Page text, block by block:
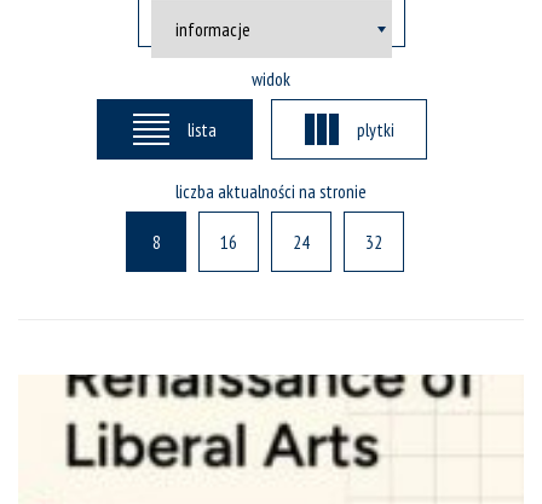
widok
lista plytki
liczba aktualności na stronie
8 16 24 32